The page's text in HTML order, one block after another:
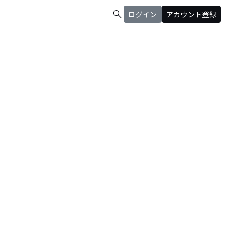
search ログイン アカウント登録